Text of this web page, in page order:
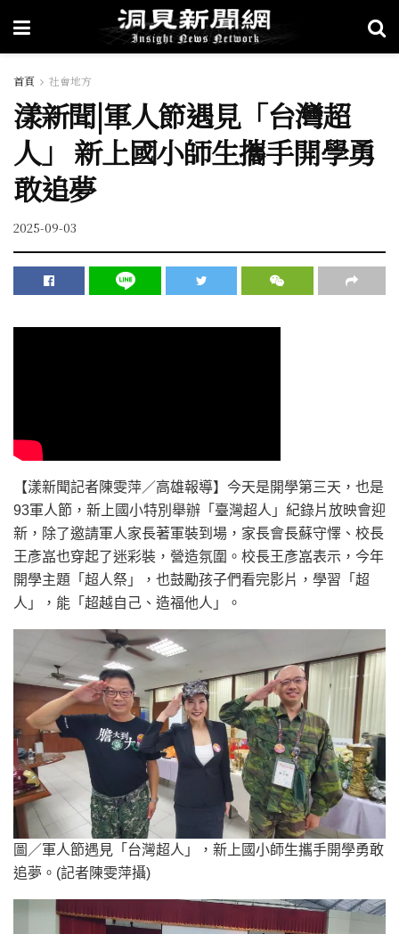
首頁 社會地方
漾新聞|軍人節遇見「台灣超
人」 新上國小師生攜手開學勇
敢追夢
2025-09-03
【漾新聞記者陳雯萍／高雄報導】今天是開學第三天，也是
93軍人節，新上國小特別舉辦「臺灣超人」紀錄片放映會迎
新，除了邀請軍人家長著軍裝到場，家長會長蘇守懌、校長
王彥嵓也穿起了迷彩裝，營造氛圍。校長王彥嵓表示，今年
開學主題「超人祭」，也鼓勵孩子們看完影片，學習「超
人」，能「超越自己、造福他人」。
圖／軍人節遇見「台灣超人」，新上國小師生攜手開學勇敢
追夢。(記者陳雯萍攝)